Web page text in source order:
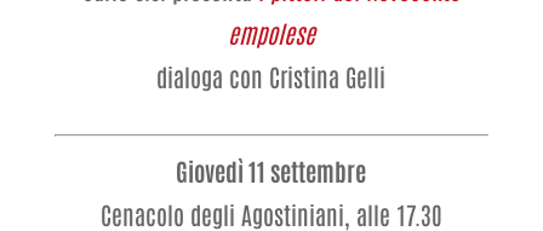
empolese
dialoga con Cristina Gelli
Giovedì 11 settembre
Cenacolo degli Agostiniani, alle 17.30